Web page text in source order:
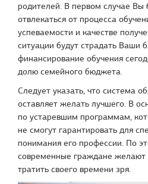
родителей. В первом случае Вы
отвлекаться от процесса
успеваемости и качестве
ситуации будут страдать Ваши
финансирование обучения
долю семейного бюджета.
Следует указать, что система
оставляет желать лучшего. В
по устаревшим программам,
не смогут гарантировать для
понимания его профессии. По
современные граждане желают
тратить своего времени зря.